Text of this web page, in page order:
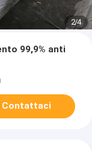
2/4
99,9% anti
Contattaci